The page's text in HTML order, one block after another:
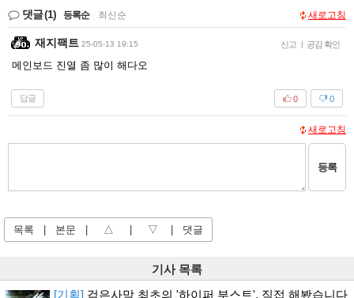
댓글(1) 등록순 최신순 새로고침
재지팩트 25-05-13 19:15 신고 | 공감 확인
메인보드 진열 좀 많이 해다오
답글 0
0
새로고침
등록
목록 본문 △ ▽ 댓글
기사 목록
[기획] 검은사막 최초의 '하이퍼 부스트', 직접 해봤습니다